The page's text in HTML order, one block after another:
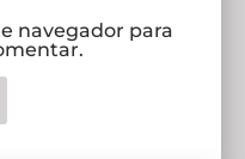
navegador para